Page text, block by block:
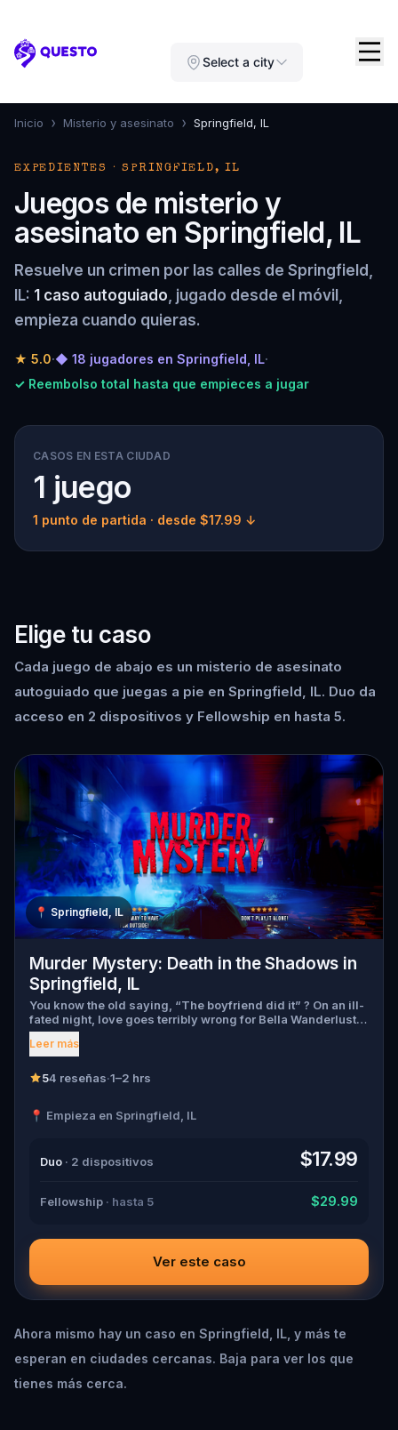
Questo Select a city
Inicio › Misterio y asesinato › Springfield, IL
EXPEDIENTES · SPRINGFIELD, IL
Juegos de misterio y
asesinato en Springfield, IL
Resuelve un crimen por las calles de Springfield,
IL: 1 caso autoguiado, jugado desde el móvil,
empieza cuando quieras.
★ 5.0·◆ 18 jugadores en Springfield, IL·
✓ Reembolso total hasta que empieces a jugar
CASOS EN ESTA CIUDAD
1 juego
1 punto de partida · desde $17.99 ↓
Elige tu caso
Cada juego de abajo es un misterio de asesinato
autoguiado que juegas a pie en Springfield, IL. Duo da
acceso en 2 dispositivos y Fellowship en hasta 5.
📍 Springfield, IL
Murder Mystery: Death in the Shadows in
Springfield, IL
You know the old saying, “The boyfriend did it” ? On an ill-
fated night, love goes terribly wrong for Bella Wanderlust
and Walter Bridges . Bella, a famous travel blogger, was
found dead during a ghost tour led by the theatrical Percy
Walter, the obsessed boyfriend? Percy, the ghost tour
suspects, and expose the real murderer before they strike
Leer más
54 reseñas·1–2 hrs
📍 Empieza en Springfield, IL
Duo · 2 dispositivos $17.99
Fellowship · hasta 5 $29.99
Ver este caso
Ahora mismo hay un caso en Springfield, IL, y más te
esperan en ciudades cercanas. Baja para ver los que
tienes más cerca.